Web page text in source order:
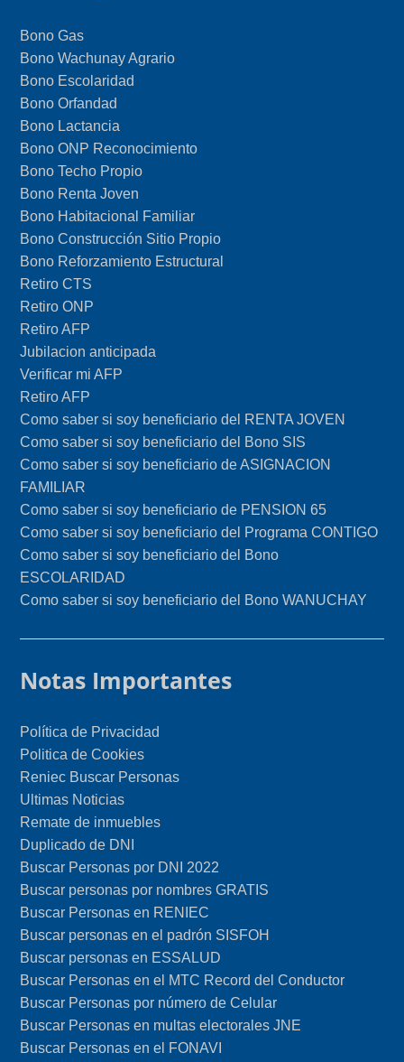
Bono Gas
Bono Wachunay Agrario
Bono Escolaridad
Bono Orfandad
Bono Lactancia
Bono ONP Reconocimiento
Bono Techo Propio
Bono Renta Joven
Bono Habitacional Familiar
Bono Construcción Sitio Propio
Bono Reforzamiento Estructural
Retiro CTS
Retiro ONP
Retiro AFP
Jubilacion anticipada
Verificar mi AFP
Retiro AFP
Como saber si soy beneficiario del RENTA JOVEN
Como saber si soy beneficiario del Bono SIS
Como saber si soy beneficiario de ASIGNACION
FAMILIAR
Como saber si soy beneficiario de PENSION 65
Como saber si soy beneficiario del Programa CONTIGO
Como saber si soy beneficiario del Bono
ESCOLARIDAD
Como saber si soy beneficiario del Bono WANUCHAY
Notas Importantes
Política de Privacidad
Politica de Cookies
Reniec Buscar Personas
Ultimas Noticias
Remate de inmuebles
Duplicado de DNI
Buscar Personas por DNI 2022
Buscar personas por nombres GRATIS
Buscar Personas en RENIEC
Buscar personas en el padrón SISFOH
Buscar personas en ESSALUD
Buscar Personas en el MTC Record del Conductor
Buscar Personas por número de Celular
Buscar Personas en multas electorales JNE
Buscar Personas en el FONAVI